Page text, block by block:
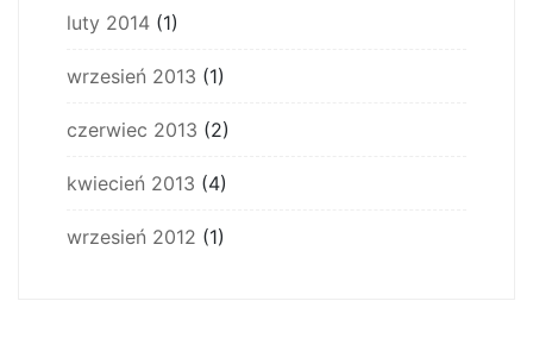
luty 2014 (1)
wrzesień 2013 (1)
czerwiec 2013 (2)
kwiecień 2013 (4)
wrzesień 2012 (1)